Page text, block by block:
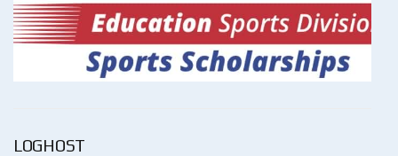
LOGHOST